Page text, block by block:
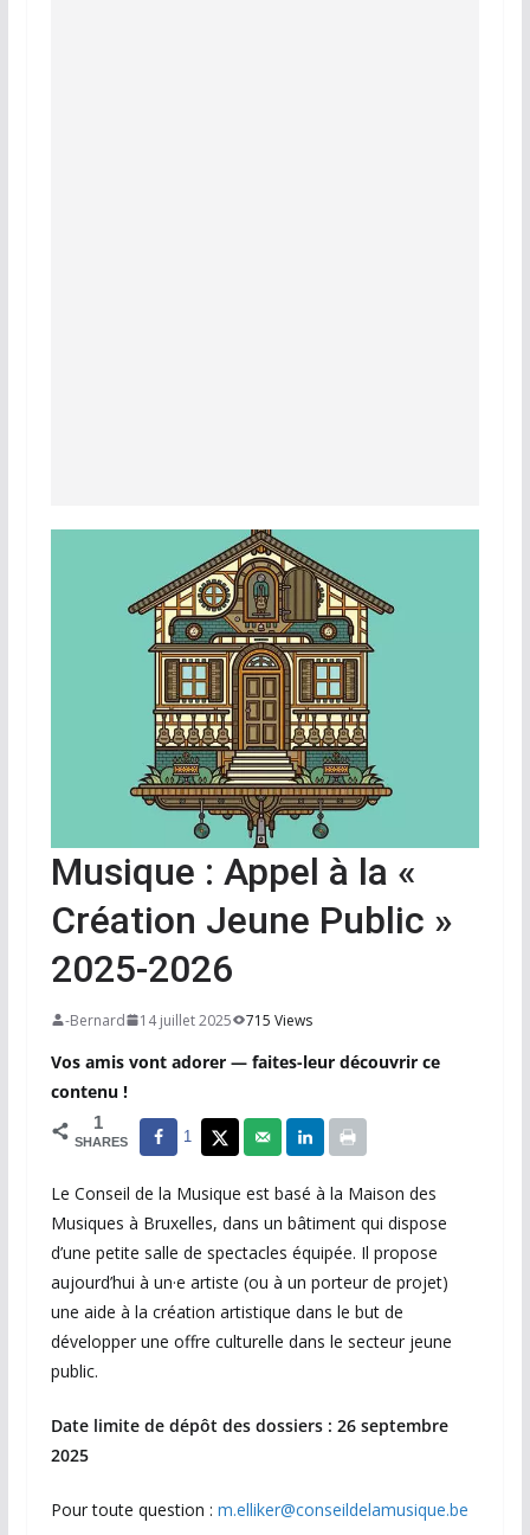
Musique : Appel à la «
Création Jeune Public »
2025-2026
-Bernard 14 juillet 2025 715 Views
Vos amis vont adorer — faites-leur découvrir ce
contenu !
1
SHARES 1
Le Conseil de la Musique est basé à la Maison des
Musiques à Bruxelles, dans un bâtiment qui dispose
d’une petite salle de spectacles équipée. Il propose
aujourd’hui à un·e artiste (ou à un porteur de projet)
une aide à la création artistique dans le but de
développer une offre culturelle dans le secteur jeune
public.
Date limite de dépôt des dossiers : 26 septembre
2025
Pour toute question : m.elliker@conseildelamusique.be